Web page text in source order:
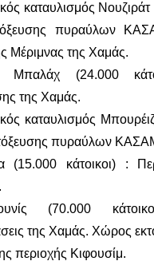
καταυλισμός Νουζιράτ
πυραύλων
Μέριμνας της Χαμάς.
Μπαλάχ (24.000
της Χαμάς.
καταυλισμός
πυραύλων
(15.000 κάτοικοι) :
(70.000
της Χαμάς. Χώρος
περιοχής Κιφουσίμ.